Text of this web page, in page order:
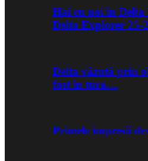
Hai cu noi în
Delta Explorer
Delta văzută prin
fost în tura…
Primele impresii